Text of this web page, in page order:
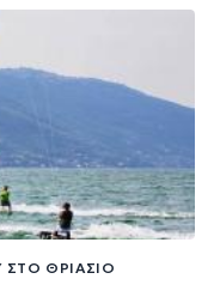
ΣΤΟ ΘΡΙΆΣΙΟ